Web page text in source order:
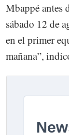
Mbappé antes
sábado 12 de
en el primer
mañana”,